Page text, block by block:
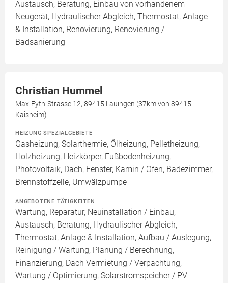
Austausch, Beratung, Einbau von vorhandenem
Neugerät, Hydraulischer Abgleich, Thermostat, Anlage
& Installation, Renovierung, Renovierung /
Badsanierung
Christian Hummel
Max-Eyth-Strasse 12, 89415 Lauingen (37km von 89415
Kaisheim)
HEIZUNG SPEZIALGEBIETE
Gasheizung, Solarthermie, Ölheizung, Pelletheizung,
Holzheizung, Heizkörper, Fußbodenheizung,
Photovoltaik, Dach, Fenster, Kamin / Ofen, Badezimmer,
Brennstoffzelle, Umwälzpumpe
ANGEBOTENE TÄTIGKEITEN
Wartung, Reparatur, Neuinstallation / Einbau,
Austausch, Beratung, Hydraulischer Abgleich,
Thermostat, Anlage & Installation, Aufbau / Auslegung,
Reinigung / Wartung, Planung / Berechnung,
Finanzierung, Dach Vermietung / Verpachtung,
Wartung / Optimierung, Solarstromspeicher / PV